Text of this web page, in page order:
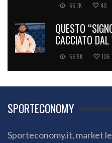
66.1K 48
QUESTO
CACCIATO
56.5K 106
SPORTECONOMY
Sporteconomy.it, market